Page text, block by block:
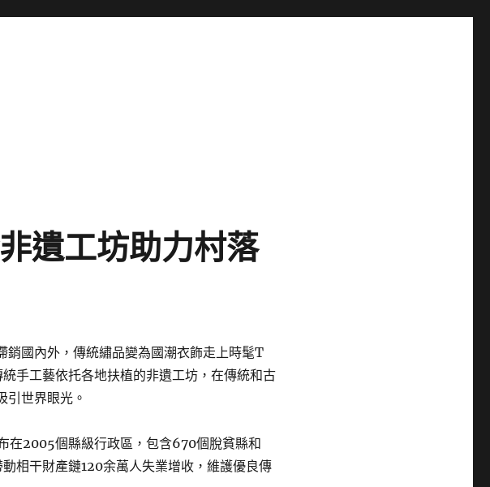
遺工坊助力村落
銷國內外，傳統繡品變為國潮衣飾走上時髦T
手工藝依托各地扶植的非遺工坊，在傳統和古
引世界眼光。
在2005個縣級行政區，包含670個脫貧縣和
相干財產鏈120余萬人失業增收，維護優良傳